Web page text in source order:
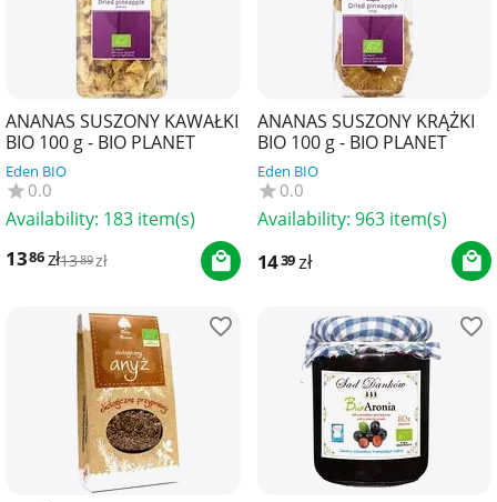
ANANAS SUSZONY KAWAŁKI
BIO 100 g - BIO PLANET
Eden BIO
0.0
Availability: 183 item(s)
1386zł1389zł
ANANAS SUSZONY KRĄŻKI
BIO 100 g - BIO PLANET
Eden BIO
0.0
Availability: 963 item(s)
1439zł